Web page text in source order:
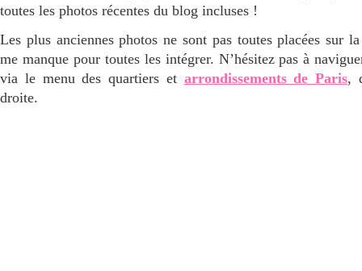
toutes les photos récentes du blog incluses !
Les plus anciennes photos ne sont pas toutes placées sur
me manque pour toutes les intégrer. N’hésitez pas à
via le menu des quartiers et arrondissements de Paris,
droite.